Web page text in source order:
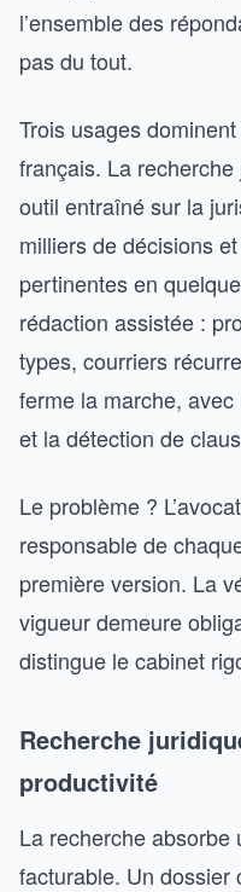
l’ensemble des
pas du tout.
Trois usages
français. La
outil entraîné sur la
milliers de décisions
pertinentes en
rédaction assistée :
types, courriers
ferme la marche,
et la détection de
Le problème ?
responsable de
première version. La
vigueur demeure
distingue le cabinet
Recherche
productivité
La recherche
facturable. Un dossier